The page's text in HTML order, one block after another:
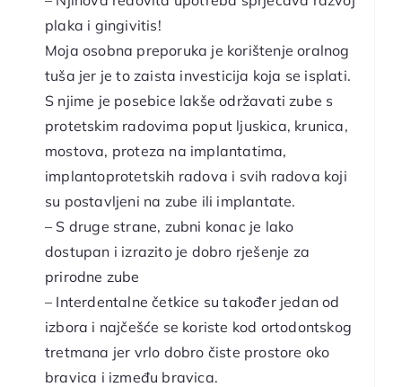
plaka i gingivitis!
Moja osobna preporuka je korištenje oralnog
tuša jer je to zaista investicija koja se isplati.
S njime je posebice lakše održavati zube s
protetskim radovima poput ljuskica, krunica,
mostova, proteza na implantatima,
implantoprotetskih radova i svih radova koji
su postavljeni na zube ili implantate.
– S druge strane, zubni konac je lako
dostupan i izrazito je dobro rješenje za
prirodne zube
– Interdentalne četkice su također jedan od
izbora i najčešće se koriste kod ortodontskog
tretmana jer vrlo dobro čiste prostore oko
bravica i između bravica.